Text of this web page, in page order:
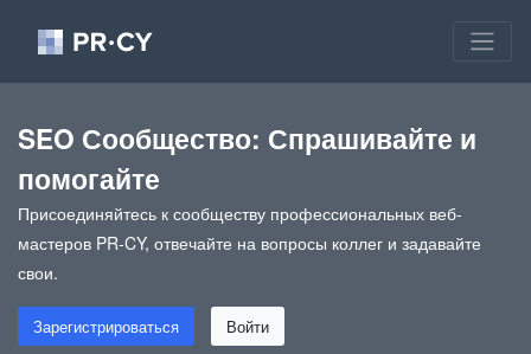
SEO Сообщество: Спрашивайте и
помогайте
Присоединяйтесь к сообществу профессиональных веб-
мастеров PR-CY, отвечайте на вопросы коллег и задавайте
свои.
Зарегистрироваться Войти